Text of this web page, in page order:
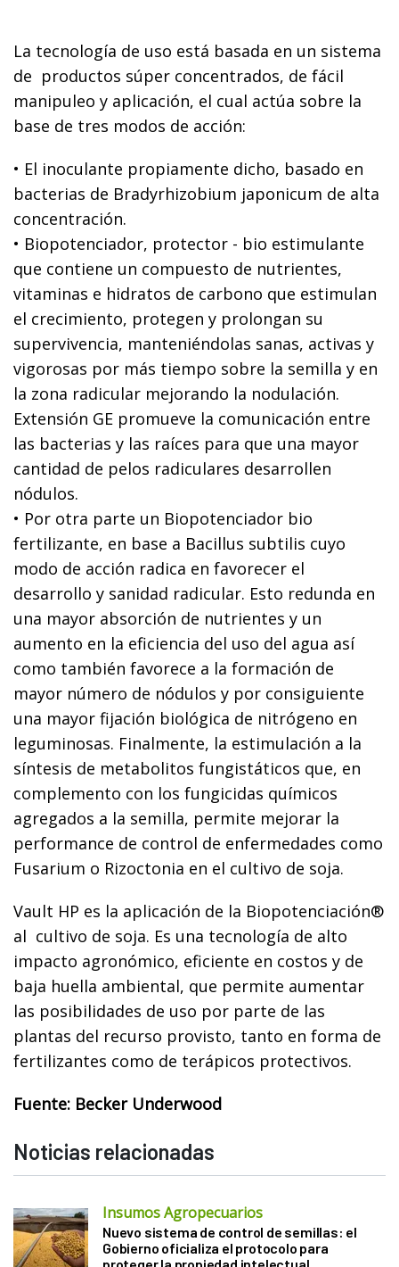
La tecnología de uso está basada en un sistema
de productos súper concentrados, de fácil
manipuleo y aplicación, el cual actúa sobre la
base de tres modos de acción:
• El inoculante propiamente dicho, basado en
bacterias de Bradyrhizobium japonicum de alta
concentración.
• Biopotenciador, protector - bio estimulante
que contiene un compuesto de nutrientes,
vitaminas e hidratos de carbono que estimulan
el crecimiento, protegen y prolongan su
supervivencia, manteniéndolas sanas, activas y
vigorosas por más tiempo sobre la semilla y en
la zona radicular mejorando la nodulación.
Extensión GE promueve la comunicación entre
las bacterias y las raíces para que una mayor
cantidad de pelos radiculares desarrollen
nódulos.
• Por otra parte un Biopotenciador bio
fertilizante, en base a Bacillus subtilis cuyo
modo de acción radica en favorecer el
desarrollo y sanidad radicular. Esto redunda en
una mayor absorción de nutrientes y un
aumento en la eficiencia del uso del agua así
como también favorece a la formación de
mayor número de nódulos y por consiguiente
una mayor fijación biológica de nitrógeno en
leguminosas. Finalmente, la estimulación a la
síntesis de metabolitos fungistáticos que, en
complemento con los fungicidas químicos
agregados a la semilla, permite mejorar la
performance de control de enfermedades como
Fusarium o Rizoctonia en el cultivo de soja.
Vault HP es la aplicación de la Biopotenciación®
al cultivo de soja. Es una tecnología de alto
impacto agronómico, eficiente en costos y de
baja huella ambiental, que permite aumentar
las posibilidades de uso por parte de las
plantas del recurso provisto, tanto en forma de
fertilizantes como de terápicos protectivos.
Fuente: Becker Underwood
Noticias relacionadas
Insumos Agropecuarios
Nuevo sistema de control de semillas: el
Gobierno oficializa el protocolo para